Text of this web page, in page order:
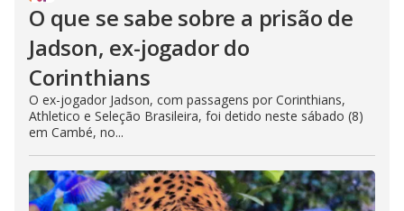
O que se sabe sobre a prisão de
Jadson, ex-jogador do
Corinthians
O ex-jogador Jadson, com passagens por Corinthians,
Athletico e Seleção Brasileira, foi detido neste sábado (8)
em Cambé, no...